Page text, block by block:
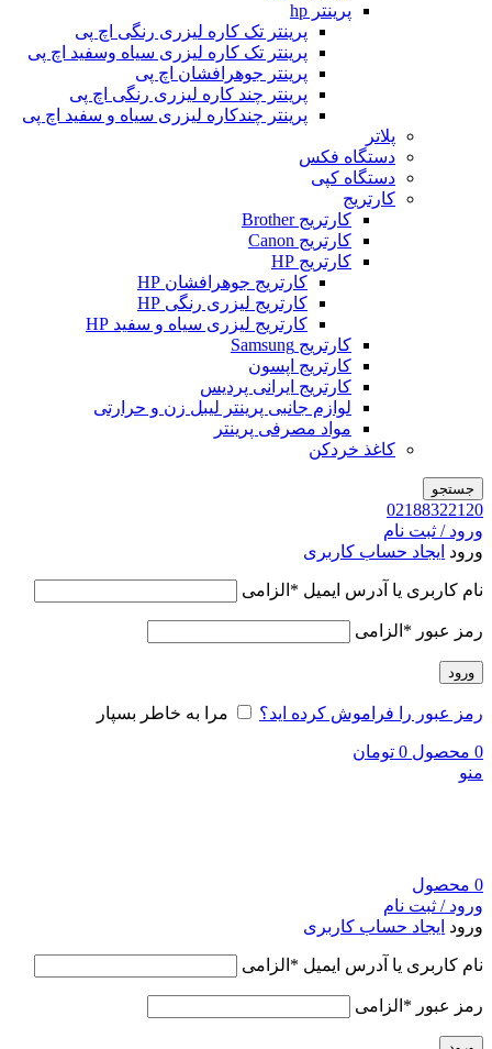
پرینتر hp
پرینتر تک کاره لیزری رنگی اچ پی
پرینتر تک کاره لیزری سیاه وسفید اچ پی
پرینتر جوهرافشان اچ پی
پرینتر چند کاره لیزری رنگی اچ پی
پرینتر چندکاره لیزری سیاه و سفید اچ پی
پلاتر
دستگاه فکس
دستگاه کپی
کارتریج
کارتریج Brother
کارتریج Canon
کارتریج HP
کارتریج جوهرافشان HP
کارتریج لیزری رنگی HP
کارتریج لیزری سیاه و سفید HP
کارتریج Samsung
کارتریج اپسون
کارتریج ایرانی پردیس
لوازم جانبی پرینتر لیبل زن و حرارتی
مواد مصرفی پرینتر
کاغذ خردکن
جستجو
02188322120
ورود / ثبت نام
ورود ایجاد حساب کاربری
نام کاربری یا آدرس ایمیل * الزامی
رمز عبور * الزامی
ورود
رمز عبور را فراموش کرده اید؟ مرا به خاطر بسپار
0 محصول 0 تومان
منو
0 محصول
ورود / ثبت نام
ورود ایجاد حساب کاربری
نام کاربری یا آدرس ایمیل * الزامی
رمز عبور * الزامی